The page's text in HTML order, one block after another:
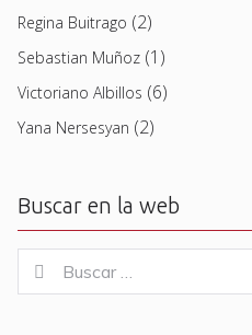
Regina Buitrago (2)
Sebastian Muñoz (1)
Victoriano Albillos (6)
Yana Nersesyan (2)
Buscar en la web
for:
Buscar